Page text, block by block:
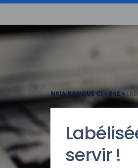
NSIA BANQUE CI > RSE>
servir !